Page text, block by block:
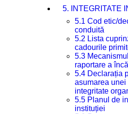
5. INTEGRITATE
5.1 Cod etic/
conduită
5.2 Lista
cadourile
5.3
raportare a
5.4 Declarația
asumarea
integritate
5.5 Planul de
instituției